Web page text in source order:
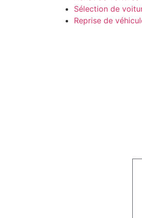
Sélection de
Reprise de